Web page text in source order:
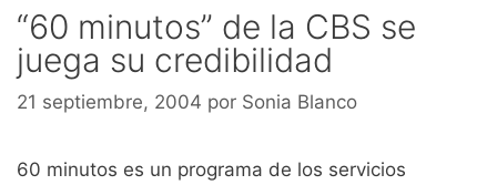
“60 minutos” de la CBS se
juega su credibilidad
21 septiembre, 2004 por Sonia Blanco
60 minutos es un programa de los servicios